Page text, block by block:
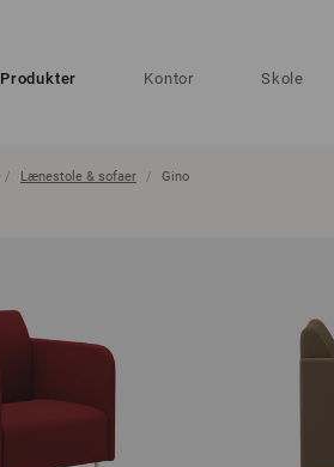
Produkter Kontor Skole
Lænestole & sofaer Gino